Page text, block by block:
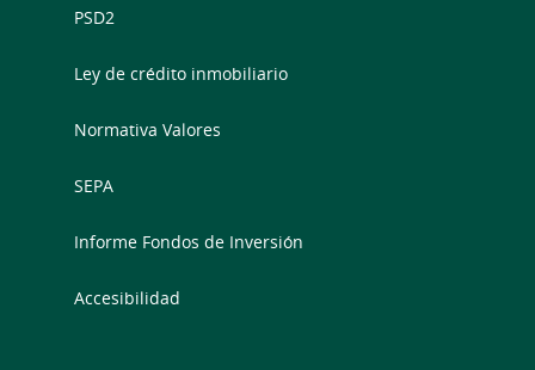
PSD2
Ley de crédito inmobiliario
Normativa Valores
SEPA
Informe Fondos de Inversión
Accesibilidad